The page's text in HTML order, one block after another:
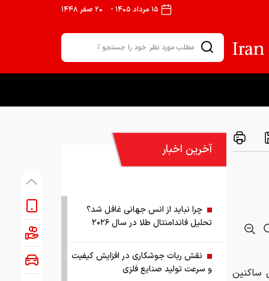
۱۵ مرداد ۱۴۰۵ - ۲۰ صفر ۱۴۴۸
ساکنین
آخرین اخبار
چرا نباید از انس جهانی غافل شد؟
تحلیل فاندامنتال طلا در سال ۲۰۲۶
نقش ربات جوشکاری در افزایش کیفیت
و سرعت تولید صنایع فلزی